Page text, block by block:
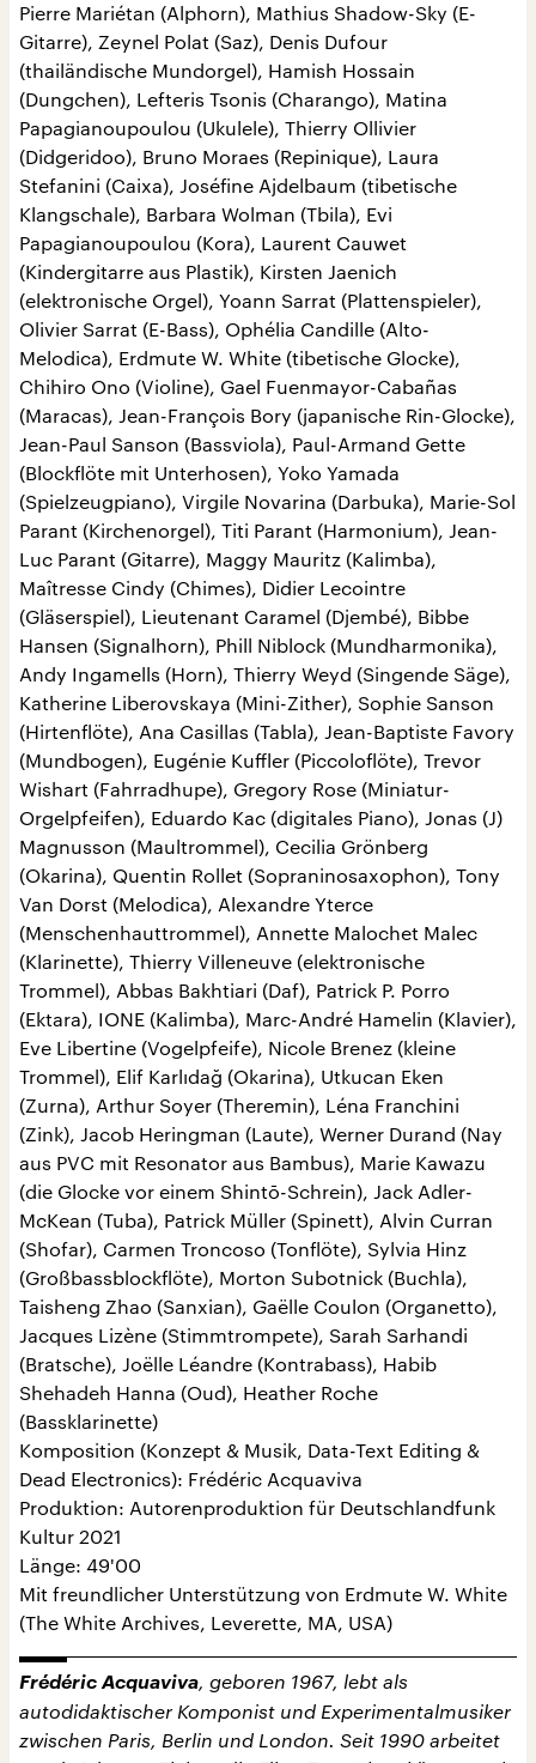
Pierre Mariétan (Alphorn), Mathius Shadow-Sky (E-
Gitarre), Zeynel Polat (Saz), Denis Dufour
(thailändische Mundorgel), Hamish Hossain
(Dungchen), Lefteris Tsonis (Charango), Matina
Papagianoupoulou (Ukulele), Thierry Ollivier
(Didgeridoo), Bruno Moraes (Repinique), Laura
Stefanini (Caixa), Joséfine Ajdelbaum (tibetische
Klangschale), Barbara Wolman (Tbila), Evi
Papagianoupoulou (Kora), Laurent Cauwet
(Kindergitarre aus Plastik), Kirsten Jaenich
(elektronische Orgel), Yoann Sarrat (Plattenspieler),
Olivier Sarrat (E-Bass), Ophélia Candille (Alto-
Melodica), Erdmute W. White (tibetische Glocke),
Chihiro Ono (Violine), Gael Fuenmayor-Cabañas
(Maracas), Jean-François Bory (japanische Rin-Glocke),
Jean-Paul Sanson (Bassviola), Paul-Armand Gette
(Blockflöte mit Unterhosen), Yoko Yamada
(Spielzeugpiano), Virgile Novarina (Darbuka), Marie-Sol
Parant (Kirchenorgel), Titi Parant (Harmonium), Jean-
Luc Parant (Gitarre), Maggy Mauritz (Kalimba),
Maîtresse Cindy (Chimes), Didier Lecointre
(Gläserspiel), Lieutenant Caramel (Djembé), Bibbe
Hansen (Signalhorn), Phill Niblock (Mundharmonika),
Andy Ingamells (Horn), Thierry Weyd (Singende Säge),
Katherine Liberovskaya (Mini-Zither), Sophie Sanson
(Hirtenflöte), Ana Casillas (Tabla), Jean-Baptiste Favory
(Mundbogen), Eugénie Kuffler (Piccoloflöte), Trevor
Wishart (Fahrradhupe), Gregory Rose (Miniatur-
Orgelpfeifen), Eduardo Kac (digitales Piano), Jonas (J)
Magnusson (Maultrommel), Cecilia Grönberg
(Okarina), Quentin Rollet (Sopraninosaxophon), Tony
Van Dorst (Melodica), Alexandre Yterce
(Menschenhauttrommel), Annette Malochet Malec
(Klarinette), Thierry Villeneuve (elektronische
Trommel), Abbas Bakhtiari (Daf), Patrick P. Porro
(Ektara), IONE (Kalimba), Marc-André Hamelin (Klavier),
Eve Libertine (Vogelpfeife), Nicole Brenez (kleine
Trommel), Elif Karlıdağ (Okarina), Utkucan Eken
(Zurna), Arthur Soyer (Theremin), Léna Franchini
(Zink), Jacob Heringman (Laute), Werner Durand (Nay
aus PVC mit Resonator aus Bambus), Marie Kawazu
(die Glocke vor einem Shintō-Schrein), Jack Adler-
McKean (Tuba), Patrick Müller (Spinett), Alvin Curran
(Shofar), Carmen Troncoso (Tonflöte), Sylvia Hinz
(Großbassblockflöte), Morton Subotnick (Buchla),
Taisheng Zhao (Sanxian), Gaëlle Coulon (Organetto),
Jacques Lizène (Stimmtrompete), Sarah Sarhandi
(Bratsche), Joëlle Léandre (Kontrabass), Habib
Shehadeh Hanna (Oud), Heather Roche
(Bassklarinette)
Komposition (Konzept & Musik, Data-Text Editing &
Dead Electronics): Frédéric Acquaviva
Produktion: Autorenproduktion für Deutschlandfunk
Kultur 2021
Länge: 49'00
Mit freundlicher Unterstützung von Erdmute W. White
(The White Archives, Leverette, MA, USA)
Frédéric Acquaviva, geboren 1967, lebt als
autodidaktischer Komponist und Experimentalmusiker
zwischen Paris, Berlin und London. Seit 1990 arbeitet